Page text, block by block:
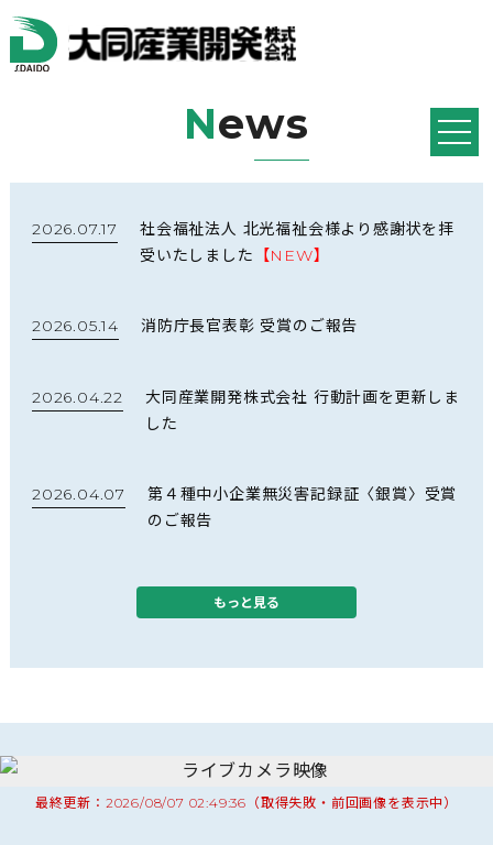
News
2026.07.17
社会福祉法人 北光福祉会様より感謝状を拝
受いたしました 【NEW】
2026.05.14 消防庁長官表彰 受賞のご報告
2026.04.22
大同産業開発株式会社 行動計画を更新しま
した
2026.04.07
第４種中小企業無災害記録証〈銀賞〉受賞
のご報告
労働災害 無災害日数4,500日達成のお知ら
せ
JR北海道様より感謝状を拝受いたしました
もっと見る
最終更新：2026/08/07 02:49:36（取得失敗・前回画像を表示中）